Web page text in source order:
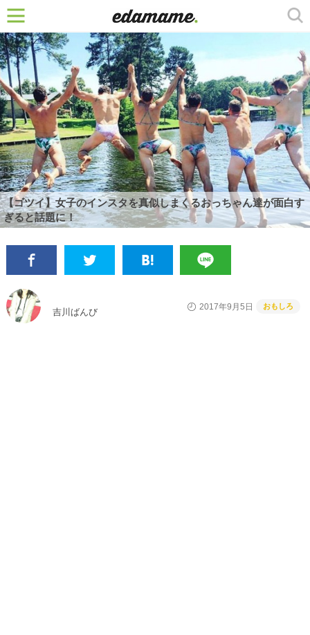
【ゴツイ】女子のインスタを真似しまくるおっちゃん達が面白す
ぎると話題に！
吉川ばんび
2017年9月5日 おもしろ